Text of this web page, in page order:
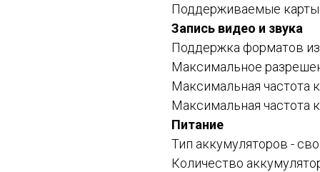
Поддерживаемые карты
Запись видео и звука
Поддержка форматов
Максимальное
Максимальная частота
Максимальная частота
Питание
Тип аккумуляторов -
Количество